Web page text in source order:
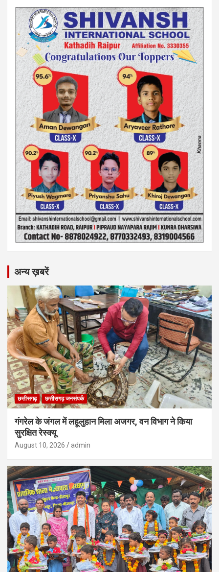
अन्य ख़बरें
छत्तीसगढ़ छत्तीसगढ़ जनसंपर्क
गंगरेल के जंगल में लहूलुहान मिला अजगर, वन विभाग ने किया
सुरक्षित रेस्क्यू
August 10, 2026 admin